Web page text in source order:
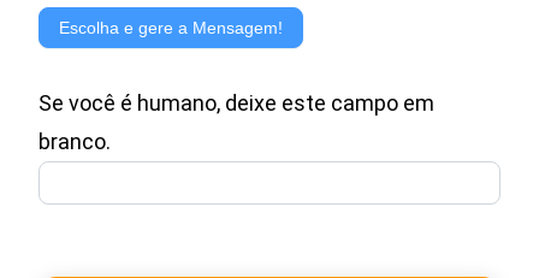
de
para
Cartão
Escolha e gere a Mensagem!
Se você é humano, deixe este campo em
branco.